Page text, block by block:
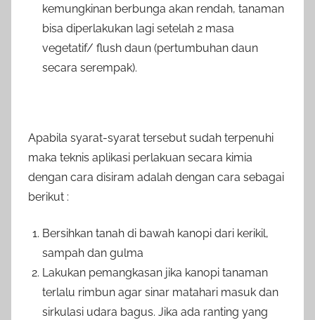
kemungkinan berbunga akan rendah, tanaman
bisa diperlakukan lagi setelah 2 masa
vegetatif/ flush daun (pertumbuhan daun
secara serempak).
Apabila syarat-syarat tersebut sudah terpenuhi
maka teknis aplikasi perlakuan secara kimia
dengan cara disiram adalah dengan cara sebagai
berikut :
Bersihkan tanah di bawah kanopi dari kerikil,
sampah dan gulma
Lakukan pemangkasan jika kanopi tanaman
terlalu rimbun agar sinar matahari masuk dan
sirkulasi udara bagus. Jika ada ranting yang